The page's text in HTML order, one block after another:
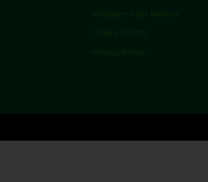
Inloggen mijn Nardus
Links en films
Privacy Policy